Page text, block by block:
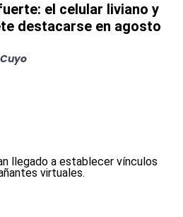
el celular liviano y
destacarse en agosto